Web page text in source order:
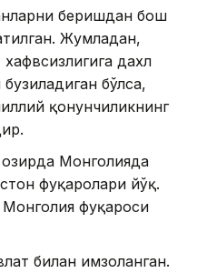
беришдан бош
Жумладан,
дахл
бўлса,
қонунчиликнинг
Монголияда
фуқаролари йўқ.
фуқароси
билан имзоланган.